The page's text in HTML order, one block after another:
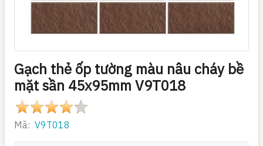
Gạch thẻ ốp tường màu nâu cháy bề
mặt sần 45x95mm V9T018
Mã: V9T018